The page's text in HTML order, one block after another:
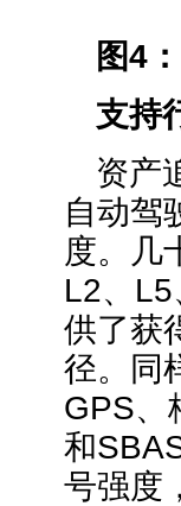
图4：
支持
资产
自动驾
度。几
L2、
供了获
径。同
GPS、
和
号强度